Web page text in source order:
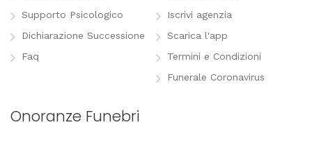
Supporto Psicologico
Dichiarazione Successione
Faq
Iscrivi agenzia
Scarica l'app
Termini e Condizioni
Funerale Coronavirus
Onoranze Funebri